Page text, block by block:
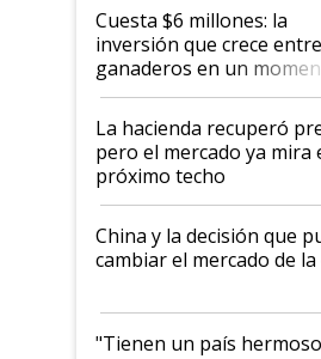
Cuesta $6 millones: la
inversión que crece
ganaderos en un
histórico para la
La hacienda recuperó
pero el mercado ya mira
próximo techo
China y la decisión que
cambiar el mercado de la
"Tienen un país